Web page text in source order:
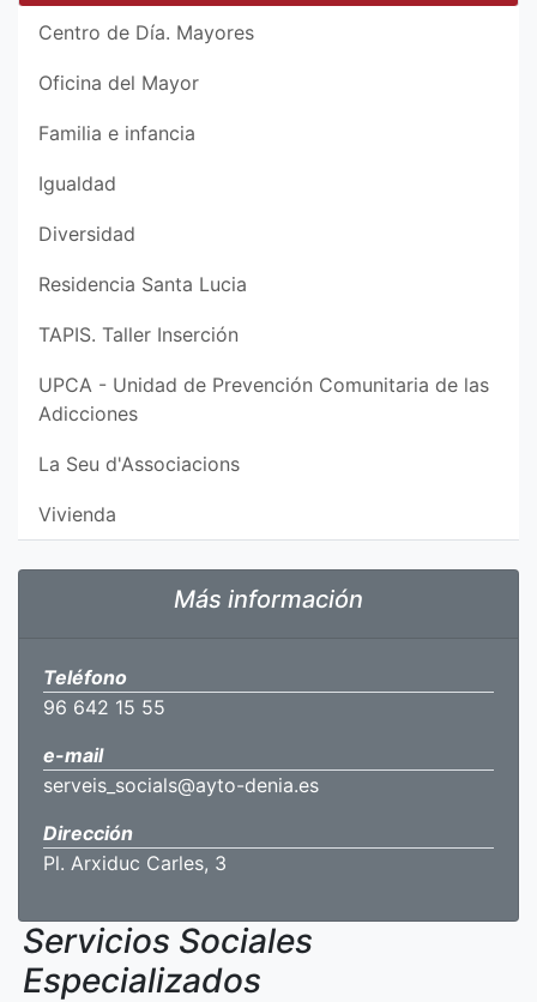
Centro de Día. Mayores
Oficina del Mayor
Familia e infancia
Igualdad
Diversidad
Residencia Santa Lucia
TAPIS. Taller Inserción
UPCA - Unidad de Prevención Comunitaria de las
Adicciones
La Seu d'Associacions
Vivienda
Más información
Teléfono
96 642 15 55
e-mail
serveis_socials@ayto-denia.es
Dirección
Pl. Arxiduc Carles, 3
Servicios Sociales
Especializados